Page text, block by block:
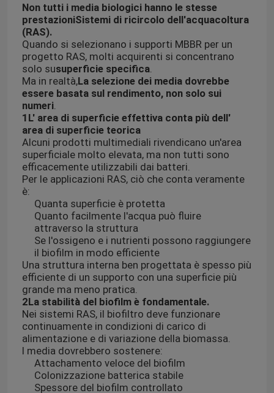
Non tutti i media biologici hanno le stesse
prestazioniSistemi di ricircolo dell'acquacoltura
(RAS).
Quando si selezionano i supporti MBBR per un
progetto RAS, molti acquirenti si concentrano
solo susuperficie specifica.
Ma in realtà,La selezione dei media dovrebbe
essere basata sul rendimento, non solo sui
numeri.
1L' area di superficie effettiva conta più dell'
area di superficie teorica
Alcuni prodotti multimediali rivendicano un'area
superficiale molto elevata, ma non tutti sono
efficacemente utilizzabili dai batteri.
Per le applicazioni RAS, ciò che conta veramente
è:
Quanta superficie è protetta
Quanto facilmente l'acqua può fluire
attraverso la struttura
Se l'ossigeno e i nutrienti possono raggiungere
il biofilm in modo efficiente
Una struttura interna ben progettata è spesso più
efficiente di un supporto con una superficie più
grande ma meno pratica.
2La stabilità del biofilm è fondamentale.
Nei sistemi RAS, il biofiltro deve funzionare
continuamente in condizioni di carico di
alimentazione e di variazione della biomassa.
I media dovrebbero sostenere:
Attachamento veloce del biofilm
Colonizzazione batterica stabile
Spessore del biofilm controllato